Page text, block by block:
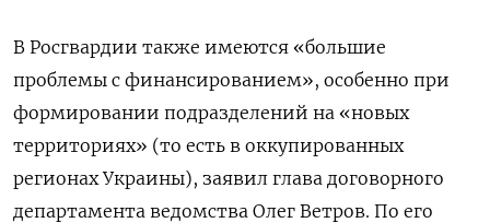
В Росгвардии также имеются «большие
проблемы с финансированием», особенно при
формировании подразделений на «новых
территориях» (то есть в оккупированных
регионах Украины), заявил глава договорного
департамента ведомства Олег Ветров. По его